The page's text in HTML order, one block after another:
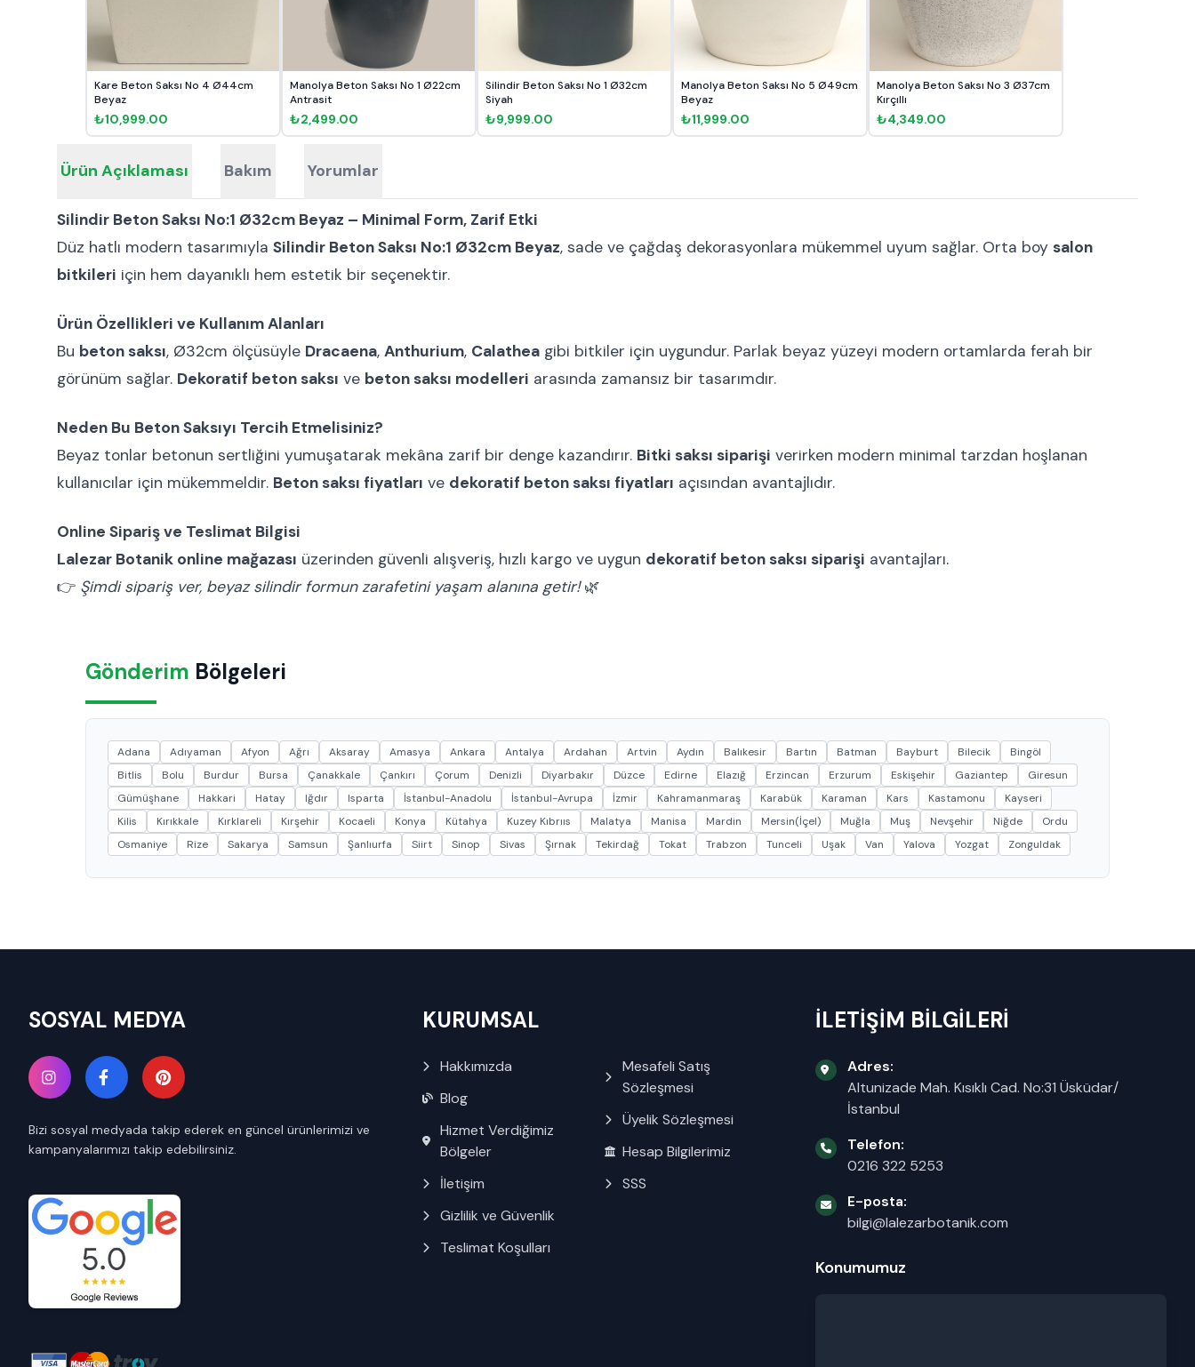
Kare Beton Saksı No 4 Ø44cm
Beyaz
₺10,999.00
Manolya Beton Saksı No 1 Ø22cm
Antrasit
₺2,499.00
Silindir Beton Saksı No 1 Ø32cm
Siyah
₺9,999.00
Manolya Beton Saksı No 5 Ø49cm
Beyaz
₺11,999.00
Manolya Beton Saksı No 3 Ø37cm
Kırçıllı
₺4,349.00
Ürün Açıklaması Bakım Yorumlar
Silindir Beton Saksı No:1 Ø32cm Beyaz – Minimal Form, Zarif Etki
Düz hatlı modern tasarımıyla Silindir Beton Saksı No:1 Ø32cm Beyaz, sade ve çağdaş dekorasyonlara mükemmel uyum sağlar. Orta boy salon
bitkileri için hem dayanıklı hem estetik bir seçenektir.
Ürün Özellikleri ve Kullanım Alanları
Bu beton saksı, Ø32cm ölçüsüyle Dracaena, Anthurium, Calathea gibi bitkiler için uygundur. Parlak beyaz yüzeyi modern ortamlarda ferah bir
görünüm sağlar. Dekoratif beton saksı ve beton saksı modelleri arasında zamansız bir tasarımdır.
Neden Bu Beton Saksıyı Tercih Etmelisiniz?
Beyaz tonlar betonun sertliğini yumuşatarak mekâna zarif bir denge kazandırır. Bitki saksı siparişi verirken modern minimal tarzdan hoşlanan
kullanıcılar için mükemmeldir. Beton saksı fiyatları ve dekoratif beton saksı fiyatları açısından avantajlıdır.
Online Sipariş ve Teslimat Bilgisi
Lalezar Botanik online mağazası üzerinden güvenli alışveriş, hızlı kargo ve uygun dekoratif beton saksı siparişi avantajları.
👉 Şimdi sipariş ver, beyaz silindir formun zarafetini yaşam alanına getir!🌿
Gönderim Bölgeleri
Adana Adıyaman Afyon Ağrı Aksaray Amasya Ankara Antalya Ardahan Artvin Aydın Balıkesir Bartın Batman Bayburt Bilecik
Bingöl
Bitlis
Bolu Burdur Bursa Çanakkale Çankırı Çorum Denizli Diyarbakır Düzce Edirne Elazığ Erzincan Erzurum Eskişehir Gaziantep
Giresun
Gümüşhane
Hakkari Hatay Iğdır Isparta İstanbul-Anadolu İstanbul-Avrupa İzmir Kahramanmaraş Karabük Karaman Kars Kastamonu
Kayseri
Kilis
Kırıkkale Kırklareli Kırşehir Kocaeli Konya Kütahya Kuzey Kıbrııs Malatya Manisa Mardin Mersin(İçel) Muğla Muş Nevşehir Niğde
Ordu
Osmaniye
Rize Sakarya Samsun Şanlıurfa Siirt Sinop Sivas Şırnak Tekirdağ Tokat Trabzon Tunceli Uşak Van Yalova Yozgat Zonguldak
SOSYAL MEDYA
Bizi sosyal medyada takip ederek en güncel ürünlerimizi ve
kampanyalarımızı takip edebilirsiniz.
KURUMSAL
Hakkımızda
Blog
Hizmet Verdiğimiz
Bölgeler
İletişim
Gizlilik ve Güvenlik
Teslimat Koşulları
Mesafeli Satış
Sözleşmesi
Üyelik Sözleşmesi
Hesap Bilgilerimiz
SSS
İLETİŞİM BİLGİLERİ
Adres:
Altunizade Mah. Kısıklı Cad. No:31 Üsküdar/
İstanbul
Telefon:
0216 322 5253
E-posta:
bilgi@lalezarbotanik.com
Konumumuz